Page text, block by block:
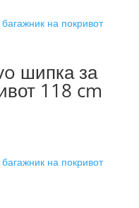
шипка за
118 cm